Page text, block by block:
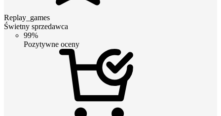
Replay_games
Świetny sprzedawca
99%
Pozytywne oceny